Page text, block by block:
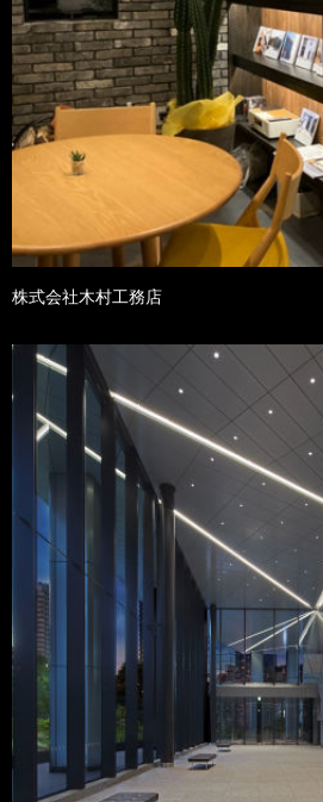
株式会社木村工務店